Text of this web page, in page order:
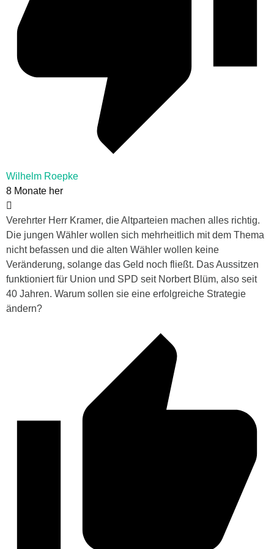
Wilhelm Roepke
8 Monate her
Verehrter Herr Kramer, die Altparteien machen alles richtig.
Die jungen Wähler wollen sich mehrheitlich mit dem Thema
nicht befassen und die alten Wähler wollen keine
Veränderung, solange das Geld noch fließt. Das Aussitzen
funktioniert für Union und SPD seit Norbert Blüm, also seit
40 Jahren. Warum sollen sie eine erfolgreiche Strategie
ändern?